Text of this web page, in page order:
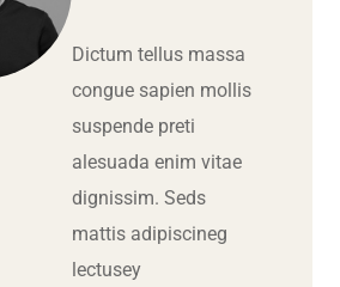
Dictum tellus massa
congue sapien mollis
suspende preti
alesuada enim vitae
dignissim. Seds
mattis adipiscineg
lectusey